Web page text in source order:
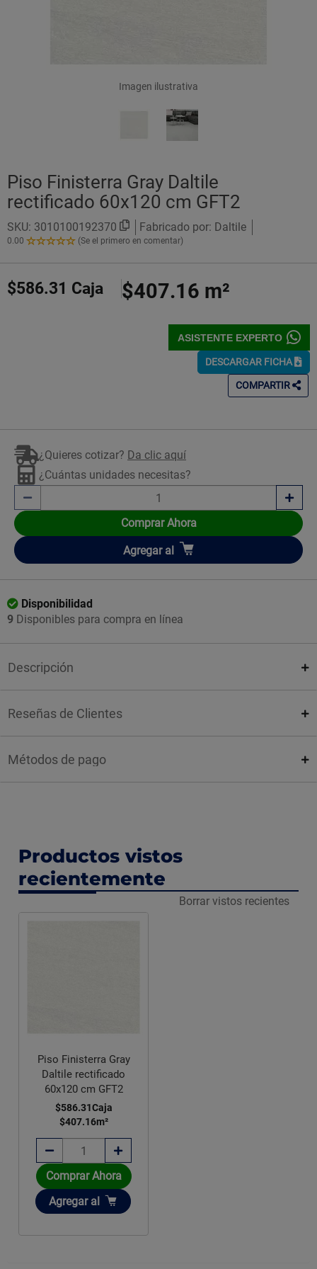
Imagen ilustrativa
Piso Finisterra Gray Daltile
rectificado 60x120 cm GFT2
SKU: 3010100192370 Fabricado por: Daltile
0.00
0.00
Estrellas!
(Se el primero en comentar)
$586.31 Caja $407.16 m²
ASISTENTE EXPERTO
DESCARGAR FICHA
COMPARTIR
¿Quieres cotizar? Da clic aquí
¿Cuántas unidades necesitas?
Comprar Ahora
Añadir
Agregar al
Disponibilidad
9 Disponibles para compra en línea
Descripción
Reseñas de Clientes
Métodos de pago
Productos vistos
recientemente
Borrar vistos recientes
Piso Finisterra Gray
Daltile rectificado
60x120 cm GFT2
$586.31Caja
$407.16m²
Comprar Ahora
Añadir
Agregar al